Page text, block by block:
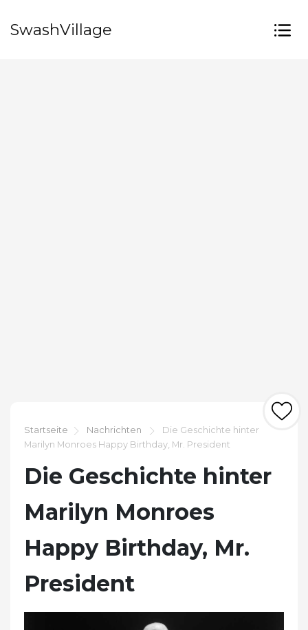
SwashVillage
Startseite Nachrichten
Die Geschichte hinter
Marilyn Monroes Happy Birthday, Mr. President
Die Geschichte hinter
Marilyn Monroes
Happy Birthday, Mr.
President